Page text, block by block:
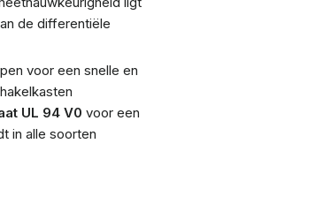
de differentiële
voor een snelle en
UL 94 V0 voor een
in alle soorten